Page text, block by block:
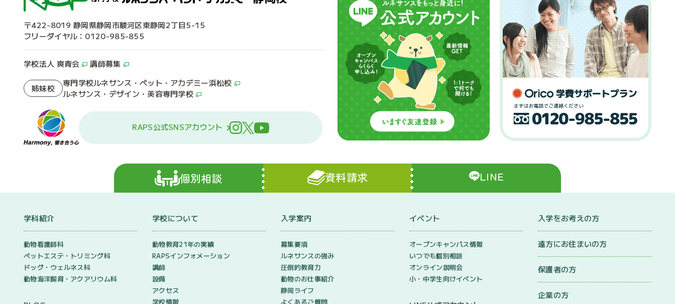
〒422-8019 静岡県静岡市駿河区東静岡2丁目5-15
フリーダイヤル：0120-985-855
学校法人 爽青会 講師募集
姉妹校
専門学校ルネサンス・ペット・アカデミー浜松校
ルネサンス・デザイン・美容専門学校
RAPS公式SNSアカウント
個別相談 資料請求 LINE
学科紹介
動物看護師科
ペットエステ・トリミング科
ドッグ・ウェルネス科
動物海洋飼育・アクアリウム科
学校について
動物教育21年の実績
RAPSインフォメーション
講師
設備
アクセス
学校情報
入学案内
募集要項
ルネサンスの強み
圧倒的教育力
動物のお仕事紹介
静岡ライフ
よくあるご質問
イベント
オープンキャンパス情報
いつでも個別相談
オンライン説明会
小・中学生向けイベント
入学をお考えの方
遠方にお住まいの方
保護者の方
企業の方